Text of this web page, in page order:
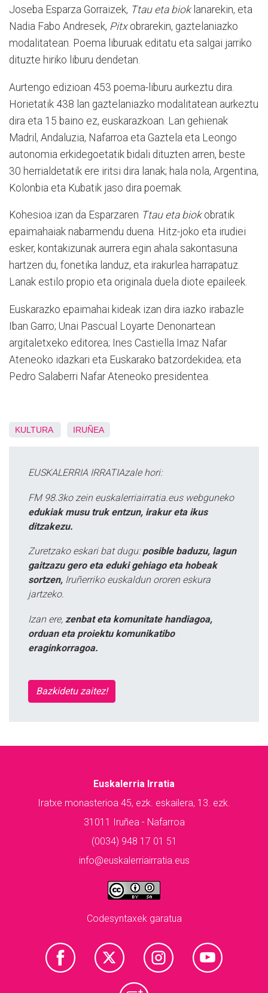
Joseba Esparza Gorraizek, Ttau eta bioklanarekin, eta
Nadia Fabo Andresek, Pitxobrarekin, gaztelaniazko
modalitatean. Poema liburuak editatu eta salgai jarriko
dituzte hiriko liburu dendetan.
Aurtengo edizioan 453 poema-liburu aurkeztu dira.
Horietatik 438 lan gaztelaniazko modalitatean aurkeztu
dira eta 15 baino ez, euskarazkoan. Lan gehienak
Madril, Andaluzia, Nafarroa eta Gaztela eta Leongo
autonomia erkidegoetatik bidali dituzten arren, beste
30 herrialdetatik ere iritsi dira lanak; hala nola, Argentina,
Kolonbia eta Kubatik jaso dira poemak.
Kohesioa izan da Esparzaren Ttau eta biokobratik
epaimahaiak nabarmendu duena. Hitz-joko eta irudiei
esker, kontakizunak aurrera egin ahala sakontasuna
hartzen du, fonetika landuz, eta irakurlea harrapatuz.
Lanak estilo propio eta originala duela diote epaileek.
Euskarazko epaimahai kideak izan dira iazko irabazle
Iban Garro; Unai Pascual Loyarte Denonartean
argitaletxeko editorea; Ines Castiella Imaz Nafar
Ateneoko idazkari eta Euskarako batzordekidea; eta
Pedro Salaberri Nafar Ateneoko presidentea.
KULTURA IRUÑEA
EUSKALERRIA IRRATIAzale hori:
FM 98.3ko zein euskalerriairratia.eus webguneko
edukiak musu truk entzun, irakur eta ikus
ditzakezu.
Zuretzako eskari bat dugu: posible baduzu, lagun
gaitzazu gero eta eduki gehiago eta hobeak
sortzen, Iruñerriko euskaldun ororen eskura
jartzeko.
Izan ere, zenbat eta komunitate handiagoa,
orduan eta proiektu komunikatibo
eraginkorragoa.
Bazkidetu zaitez!
Euskalerria Irratia
Iratxe monasterioa 45, ezk. eskailera, 13. ezk.
31011 Iruñea - Nafarroa
(0034) 948 17 01 51
info@euskalerriairratia.eus
Codesyntaxek garatua